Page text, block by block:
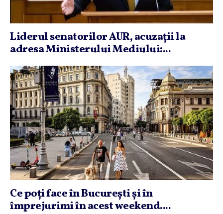
Liderul senatorilor AUR, acuzaţii la
adresa Ministerului Mediului:...
Ce poţi face în Bucureşti şi în
împrejurimi în acest weekend....